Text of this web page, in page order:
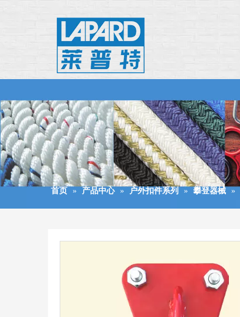
首页 » 产品中心 » 户外扣件系列 » 攀登器械 »